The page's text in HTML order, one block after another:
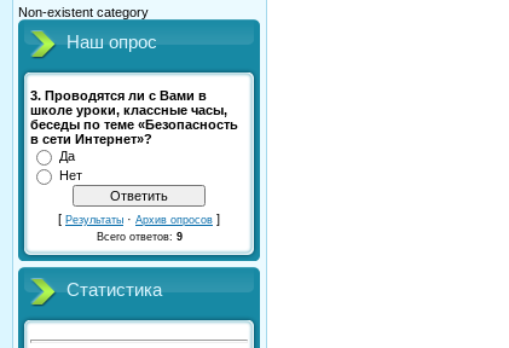
Non-existent category
Наш опрос
3. Проводятся ли с Вами в
школе уроки, классные часы,
беседы по теме «Безопасность
в сети Интернет»?
Да
Нет
[ Результаты · Архив опросов ]
Всего ответов: 9
Статистика